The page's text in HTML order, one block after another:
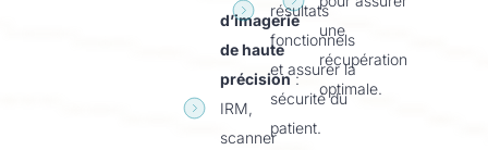
d’imagerie
de haute
précision:
IRM,
scanner
résultats
fonctionnels
et assurer la
sécurité du
patient.
une
récupération
optimale.